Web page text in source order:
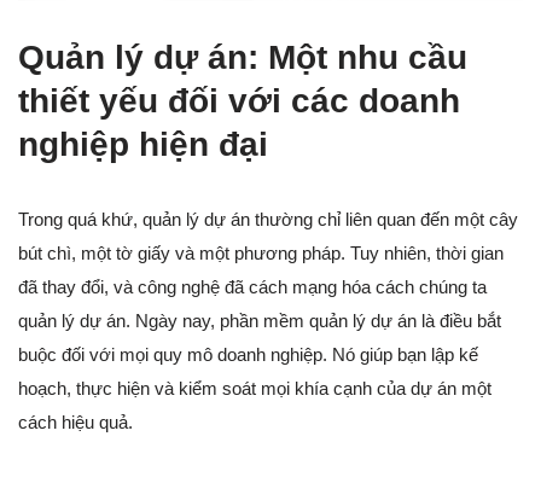
Quản lý dự án: Một nhu cầu
thiết yếu đối với các doanh
nghiệp hiện đại
Trong quá khứ, quản lý dự án thường chỉ liên quan đến một cây
bút chì, một tờ giấy và một phương pháp. Tuy nhiên, thời gian
đã thay đổi, và công nghệ đã cách mạng hóa cách chúng ta
quản lý dự án. Ngày nay, phần mềm quản lý dự án là điều bắt
buộc đối với mọi quy mô doanh nghiệp. Nó giúp bạn lập kế
hoạch, thực hiện và kiểm soát mọi khía cạnh của dự án một
cách hiệu quả.